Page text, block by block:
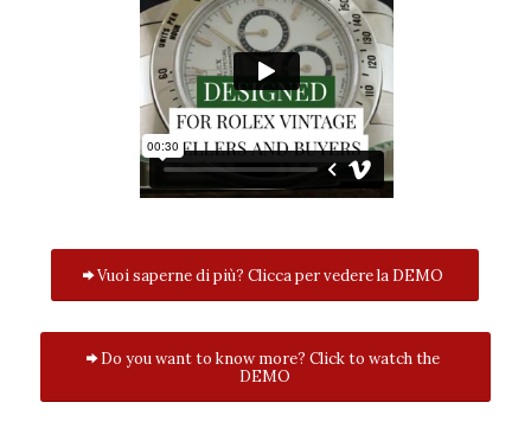
Vuoi saperne di più? Clicca per vedere la DEMO
Do you want to know more? Click to watch the
DEMO